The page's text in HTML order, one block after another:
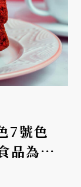
7號色
品為何